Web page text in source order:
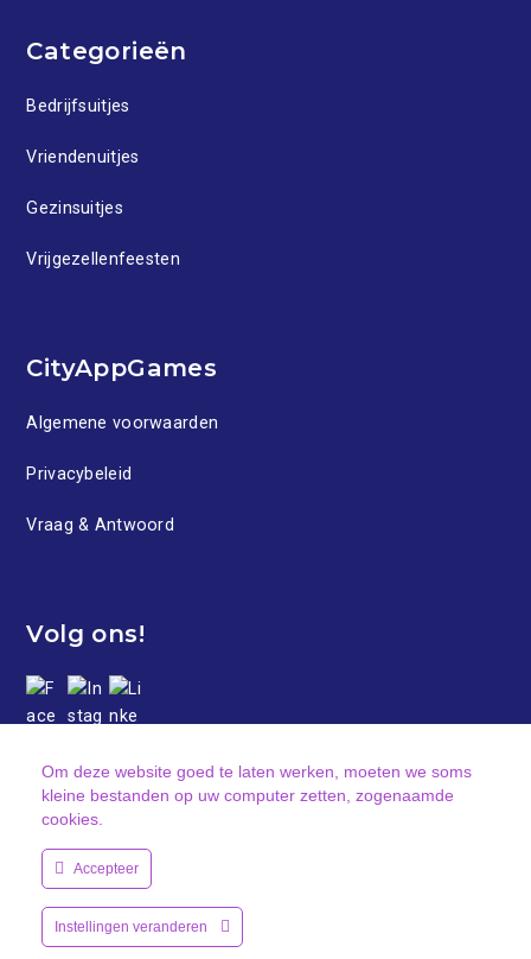
Categorieën
Bedrijfsuitjes
Vriendenuitjes
Gezinsuitjes
Vrijgezellenfeesten
CityAppGames
Algemene voorwaarden
Privacybeleid
Vraag & Antwoord
Volg ons!
©reated by
Kosterij 5a | 1721PN | Broek op Langedijk |
777|info@cityappgames.nl
Om deze website goed te laten werken, moeten we soms
kleine bestanden op uw computer zetten, zogenaamde
cookies.
Accepteer
Instellingen veranderen